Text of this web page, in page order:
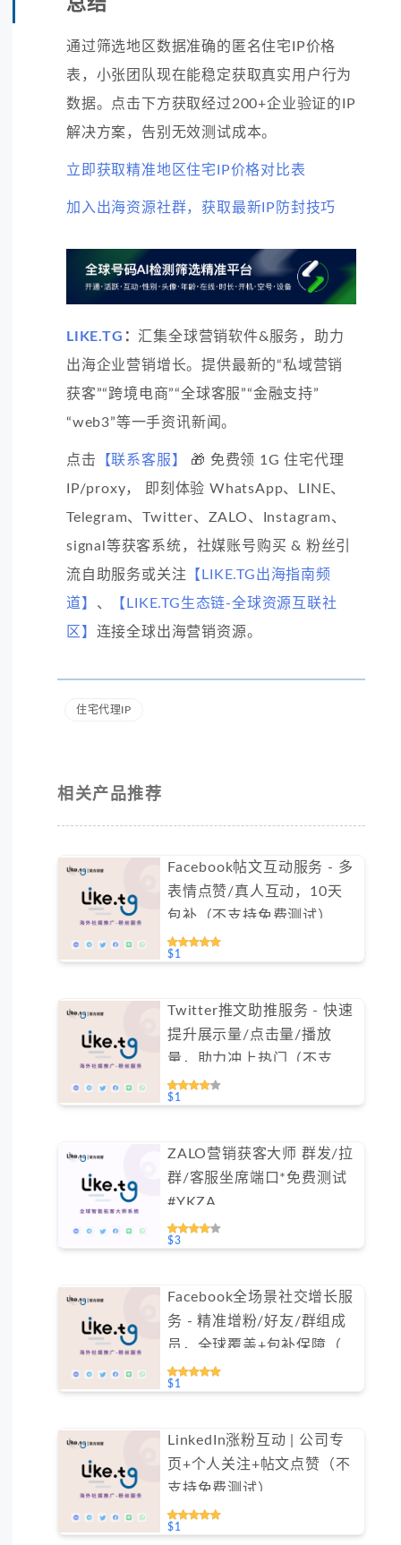
通过筛选地区数据准确的匿名住宅IP价格
表，小张团队现在能稳定获取真实用户行为
数据。点击下方获取经过200+企业验证的IP
解决方案，告别无效测试成本。
立即获取精准地区住宅IP价格对比表
加入出海资源社群，获取最新IP防封技巧
LIKE.TG ： 汇集全球营销软件&服务，助力
出海企业营销增长。提供最新的“私域营销
获客”“跨境电商”“全球客服”“金融支持”
“web3”等一手资讯新闻。
点击 【联系客服】
🎁 免费领 1G 住宅代理
IP/proxy， 即刻体验 WhatsApp、LINE、
Telegram、Twitter、ZALO、Instagram、
signal等获客系统，社媒账号购买 & 粉丝引
流自助服务或关注 【LIKE.TG出海指南频
道】 、
【LIKE.TG生态链-全球资源互联社
区】 连接全球出海营销资源。
住宅代理IP
相关产品推荐
Facebook帖文互动服务 - 多
表情点赞/真人互动，10天
包补（不支持免费测试）
$1
Twitter推文助推服务 - 快速
提升展示量/点击量/播放
量，助力冲上热门（不支持
免费测试）
$1
ZALO营销获客大师 群发/拉
群/客服坐席端口*免费测试
#YKZA
$3
Facebook全场景社交增长服
务 - 精准增粉/好友/群组成
员，全球覆盖+包补保障（不
支持免费测试）
$1
LinkedIn涨粉互动 | 公司专
页+个人关注+帖文点赞（不
支持免费测试）
$1